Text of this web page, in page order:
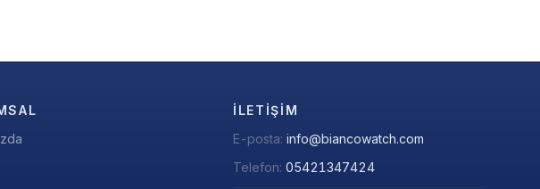
İLETIŞIM
E-posta: info@biancowatch.com
Telefon: 05421347424